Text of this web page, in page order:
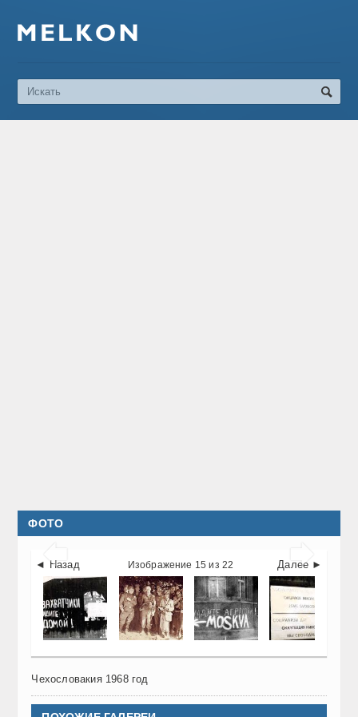
ФОТО
 
◄ Назад Далее ►
Изображение 15 из 22
Чехословакия 1968 год